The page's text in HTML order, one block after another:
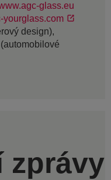
glass.eu
yourglass.com
design),
(automobilové
zprávy